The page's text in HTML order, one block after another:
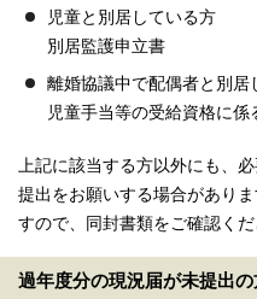
児童と別居している方
別居監護申立書
離婚協議中で配偶者と別居
児童手当等の受給資格に係
上記に該当する方以外にも、
提出をお願いする場合があり
すので、同封書類をご確認くだ
過年度分の現況届が未提出の